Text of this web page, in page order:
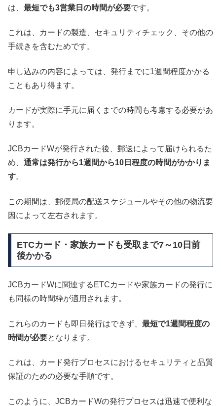
は、 最短でも3営業日の時間が必要です。
これは、カードの製造、セキュリティチェック、その他の
手続きを含むためです。
申し込みの内容によっては、発行までに1週間程度かかる
こともあり得ます。
カードが実際に手元に届くまでの時間も考慮する必要があ
ります。
JCBカードWが発行された後、郵送によって届けられるた
め、 通常は発行から1週間から10日程度の時間がかかりま
す。
この期間は、郵便局の配送スケジュールやその他の物流要
因によって左右されます。
ETCカード・家族カードも受取まで7～10日前
後かかる
JCBカードWに関連するETCカードや家族カードの発行に
も同様の時間枠が適用されます。
これらのカードも即日発行はできず、 最短で1週間程度の
時間が必要となります。
これは、カード発行プロセスにおけるセキュリティと品質
保証のための必要な手順です。
このように、JCBカードWの発行プロセスは迅速で便利な